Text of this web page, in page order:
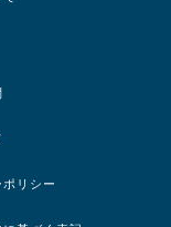
リシー